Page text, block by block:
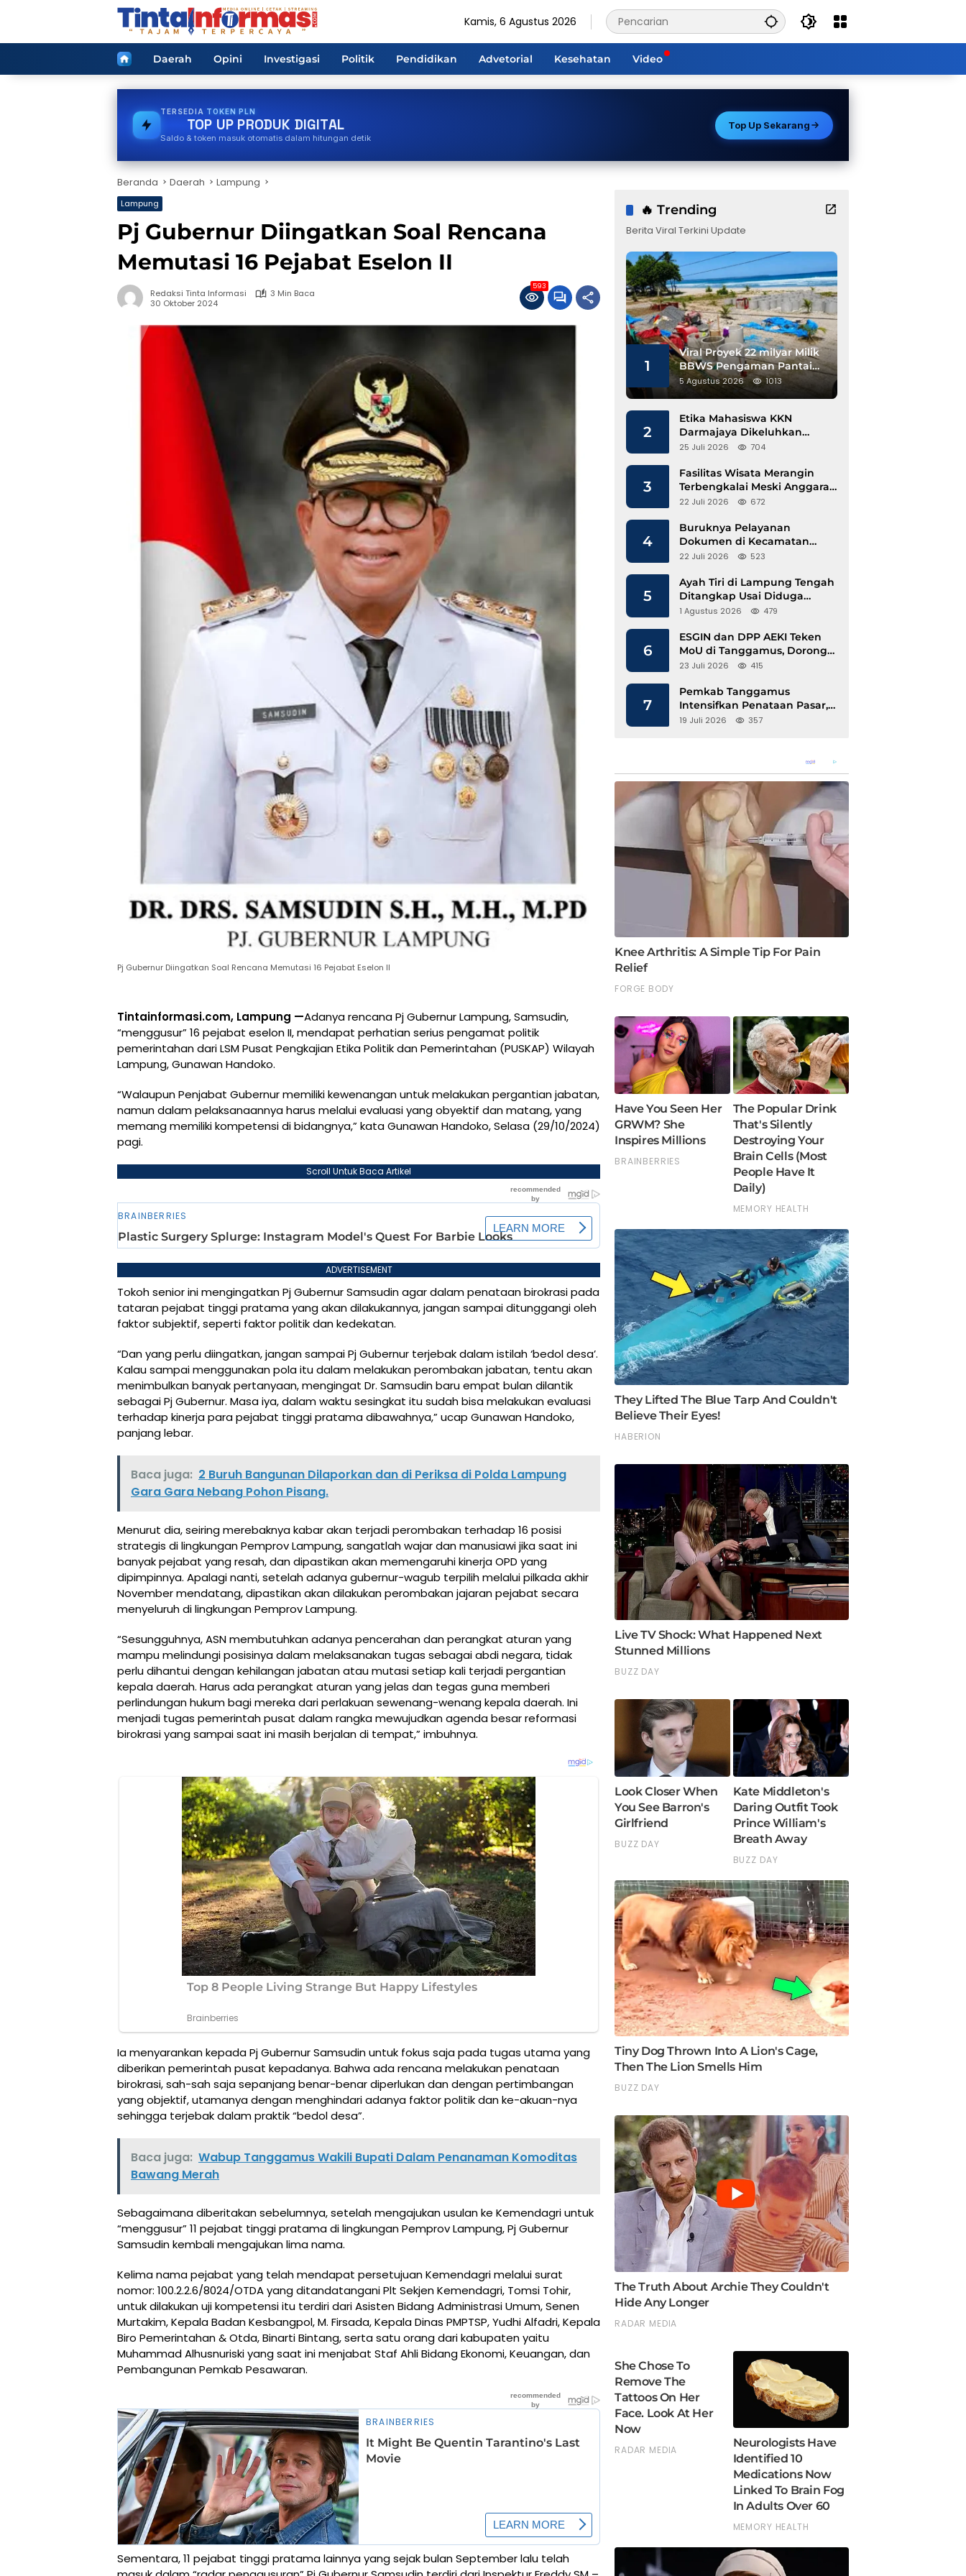
Kamis, 6 Agustus 2026
HomeDaerah Opini Investigasi Politik Pendidikan Advetorial Kesehatan Video
TERSEDIA GAS
TOP UP PRODUK DIGITAL
Saldo & token masuk otomatis dalam hitungan detik
Top Up Sekarang
Beranda Daerah Lampung
Lampung
Pj Gubernur Diingatkan Soal Rencana
Memutasi 16 Pejabat Eselon II
Redaksi Tinta Informasi
3 Min Baca
30 Oktober 2024
593
Pj Gubernur Diingatkan Soal Rencana Memutasi 16 Pejabat Eselon II
Tintainformasi.com, Lampung —Adanya rencana Pj Gubernur Lampung, Samsudin,
“menggusur” 16 pejabat eselon II, mendapat perhatian serius pengamat politik
pemerintahan dari LSM Pusat Pengkajian Etika Politik dan Pemerintahan (PUSKAP) Wilayah
Lampung, Gunawan Handoko.
“Walaupun Penjabat Gubernur memiliki kewenangan untuk melakukan pergantian jabatan,
namun dalam pelaksanaannya harus melalui evaluasi yang obyektif dan matang, yang
memang memiliki kompetensi di bidangnya,” kata Gunawan Handoko, Selasa (29/10/2024)
pagi.
Scroll Untuk Baca Artikel
ADVERTISEMENT
Tokoh senior ini mengingatkan Pj Gubernur Samsudin agar dalam penataan birokrasi pada
tataran pejabat tinggi pratama yang akan dilakukannya, jangan sampai ditunggangi oleh
faktor subjektif, seperti faktor politik dan kedekatan.
“Dan yang perlu diingatkan, jangan sampai Pj Gubernur terjebak dalam istilah ‘bedol desa’.
Kalau sampai menggunakan pola itu dalam melakukan perombakan jabatan, tentu akan
menimbulkan banyak pertanyaan, mengingat Dr. Samsudin baru empat bulan dilantik
sebagai Pj Gubernur. Masa iya, dalam waktu sesingkat itu sudah bisa melakukan evaluasi
terhadap kinerja para pejabat tinggi pratama dibawahnya,” ucap Gunawan Handoko,
panjang lebar.
Baca juga: 2 Buruh Bangunan Dilaporkan dan di Periksa di Polda Lampung
Gara Gara Nebang Pohon Pisang.
Menurut dia, seiring merebaknya kabar akan terjadi perombakan terhadap 16 posisi
strategis di lingkungan Pemprov Lampung, sangatlah wajar dan manusiawi jika saat ini
banyak pejabat yang resah, dan dipastikan akan memengaruhi kinerja OPD yang
dipimpinnya. Apalagi nanti, setelah adanya gubernur-wagub terpilih melalui pilkada akhir
November mendatang, dipastikan akan dilakukan perombakan jajaran pejabat secara
menyeluruh di lingkungan Pemprov Lampung.
“Sesungguhnya, ASN membutuhkan adanya pencerahan dan perangkat aturan yang
mampu melindungi posisinya dalam melaksanakan tugas sebagai abdi negara, tidak
perlu dihantui dengan kehilangan jabatan atau mutasi setiap kali terjadi pergantian
kepala daerah. Harus ada perangkat aturan yang jelas dan tegas guna memberi
perlindungan hukum bagi mereka dari perlakuan sewenang-wenang kepala daerah. Ini
menjadi tugas pemerintah pusat dalam rangka mewujudkan agenda besar reformasi
birokrasi yang sampai saat ini masih berjalan di tempat,” imbuhnya.
Ia menyarankan kepada Pj Gubernur Samsudin untuk fokus saja pada tugas utama yang
diberikan pemerintah pusat kepadanya. Bahwa ada rencana melakukan penataan
birokrasi, sah-sah saja sepanjang benar-benar diperlukan dan dengan pertimbangan
yang objektif, utamanya dengan menghindari adanya faktor politik dan ke-akuan-nya
sehingga terjebak dalam praktik “bedol desa”.
Baca juga: Wabup Tanggamus Wakili Bupati Dalam Penanaman Komoditas
Bawang Merah
Sebagaimana diberitakan sebelumnya, setelah mengajukan usulan ke Kemendagri untuk
“menggusur” 11 pejabat tinggi pratama di lingkungan Pemprov Lampung, Pj Gubernur
Samsudin kembali mengajukan lima nama.
Kelima nama pejabat yang telah mendapat persetujuan Kemendagri melalui surat
nomor: 100.2.2.6/8024/OTDA yang ditandatangani Plt Sekjen Kemendagri, Tomsi Tohir,
untuk dilakukan uji kompetensi itu terdiri dari Asisten Bidang Administrasi Umum, Senen
Murtakim, Kepala Badan Kesbangpol, M. Firsada, Kepala Dinas PMPTSP, Yudhi Alfadri, Kepala
Biro Pemerintahan & Otda, Binarti Bintang, serta satu orang dari kabupaten yaitu
Muhammad Alhusnuriski yang saat ini menjabat Staf Ahli Bidang Ekonomi, Keuangan, dan
Pembangunan Pemkab Pesawaran.
Sementara, 11 pejabat tinggi pratama lainnya yang sejak bulan September lalu telah
🔥 Trending
Berita Viral Terkini Update
1
Viral Proyek 22 milyar Milik
BBWS Pengaman Pantai
Pesisir Barat Diduga
Gunakan Besi Banci
5 Agustus 2026 1013
2
Etika Mahasiswa KKN
Darmajaya Dikeluhkan
Kepala Pekon Sinar Jawa
25 Juli 2026 704
3
Fasilitas Wisata Merangin
Terbengkalai Meski Anggaran
Perawatan Terus Mengalir
22 Juli 2026 672
4
Buruknya Pelayanan
Dokumen di Kecamatan
Pangkalan Susu, Kinerja
22 Juli 2026 523
5
Ayah Tiri di Lampung Tengah
Ditangkap Usai Diduga
Hamili Anak di Bawah Umur
1 Agustus 2026 479
6
ESGIN dan DPP AEKI Teken
MoU di Tanggamus, Dorong
Ekonomi Hijau Berbasis Kopi
23 Juli 2026 415
7
Pemkab Tanggamus
Intensifkan Penataan Pasar,
Pedagang Diajak Tempati
19 Juli 2026 357